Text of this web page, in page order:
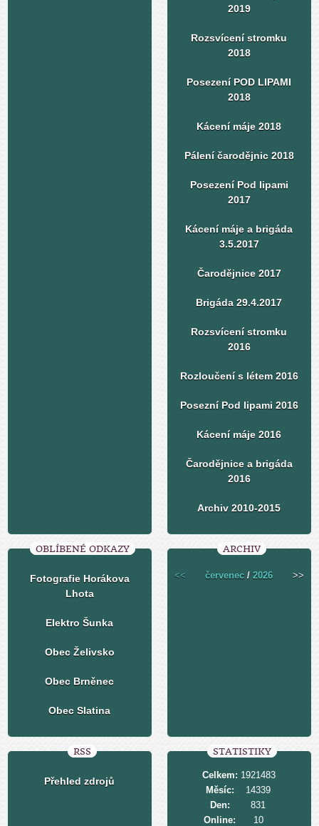
2019
Rozsvícení stromku
2018
Posezení POD LIPAMI
2018
Kácení máje 2018
Pálení čarodějnic 2018
Posezení Pod lipami
2017
Kácení máje a brigáda
3.5.2017
Čarodějnice 2017
Brigáda 29.4.2017
Rozsvícení stromku
2016
Rozloučení s létem 2016
Posezní Pod lipami 2016
Kácení máje 2016
Čarodějnice a brigáda
2016
Archiv 2010-2015
OBLÍBENÉ ODKAZY
Fotografie Horákova
Lhota
Elektro Šunka
Obec Želivsko
Obec Brněnec
Obec Slatina
ARCHIV
<< červenec /2026 >>
RSS
Přehled zdrojů
STATISTIKY
Online: 10
Celkem: 1921483
Měsíc:
14339
Den:
831